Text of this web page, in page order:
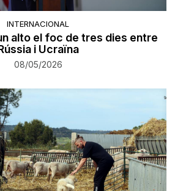
INTERNACIONAL
alto el foc de tres dies entre
i Ucraïna
08/05/2026